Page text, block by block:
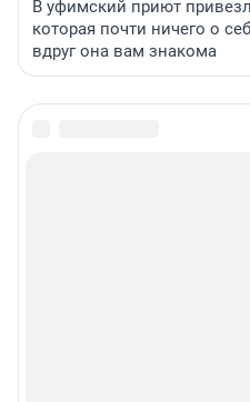
В уфимский приют
которая почти ничего о
вдруг она вам знакома